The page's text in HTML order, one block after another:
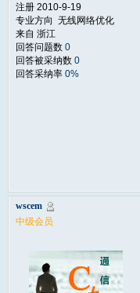
注册 2010-9-19
专业方向 无线网络优化
来自 浙江
回答问题数 0
回答被采纳数 0
回答采纳率 0%
wscem
中级会员